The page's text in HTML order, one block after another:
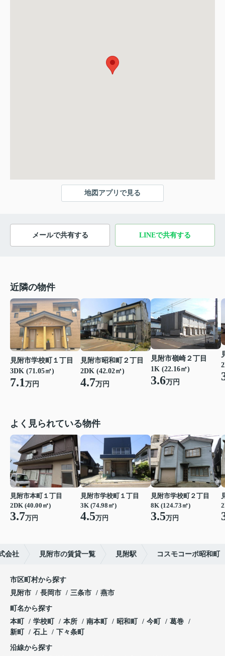
地図アプリで見る
メールで共有する LINEで共有する
近隣の物件
見附市学校町１丁目
3DK (71.05㎡)
7.1万円
見附市昭和町２丁目
2DK (42.02㎡)
4.7万円
見附市嶺崎２丁目
1K (22.16㎡)
3.6万円
よく見られている物件
見附市本町１丁目
2DK (40.00㎡)
3.7万円
見附市学校町１丁目
3K (74.98㎡)
4.5万円
見附市学校町２丁目
8K (124.73㎡)
3.5万円
会社 見附市の賃貸一覧 見附駅 コスモコーポ昭和町
市区町村から探す
見附市
長岡市 三条市 燕市
町名から探す
本町
学校町 本所 南本町 昭和町 今町
葛巻
新町
石上 下々条町
沿線から探す